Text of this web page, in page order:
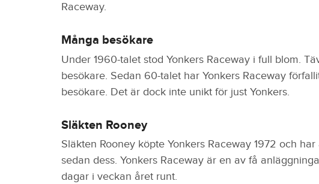
Raceway.
Många besökare
Under 1960-talet stod Yonkers Raceway i full blom.
besökare. Sedan 60-talet har Yonkers Raceway
besökare. Det är dock inte unikt för just Yonkers.
Släkten Rooney
Släkten Rooney köpte Yonkers Raceway 1972 och
sedan dess. Yonkers Raceway är en av få
dagar i veckan året runt.